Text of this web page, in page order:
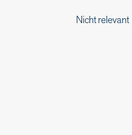
Nicht relevant